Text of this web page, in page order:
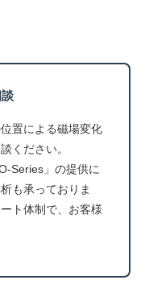
置による磁場変化
ください。
Series」の提供に
も承っておりま
ト体制で、お客様